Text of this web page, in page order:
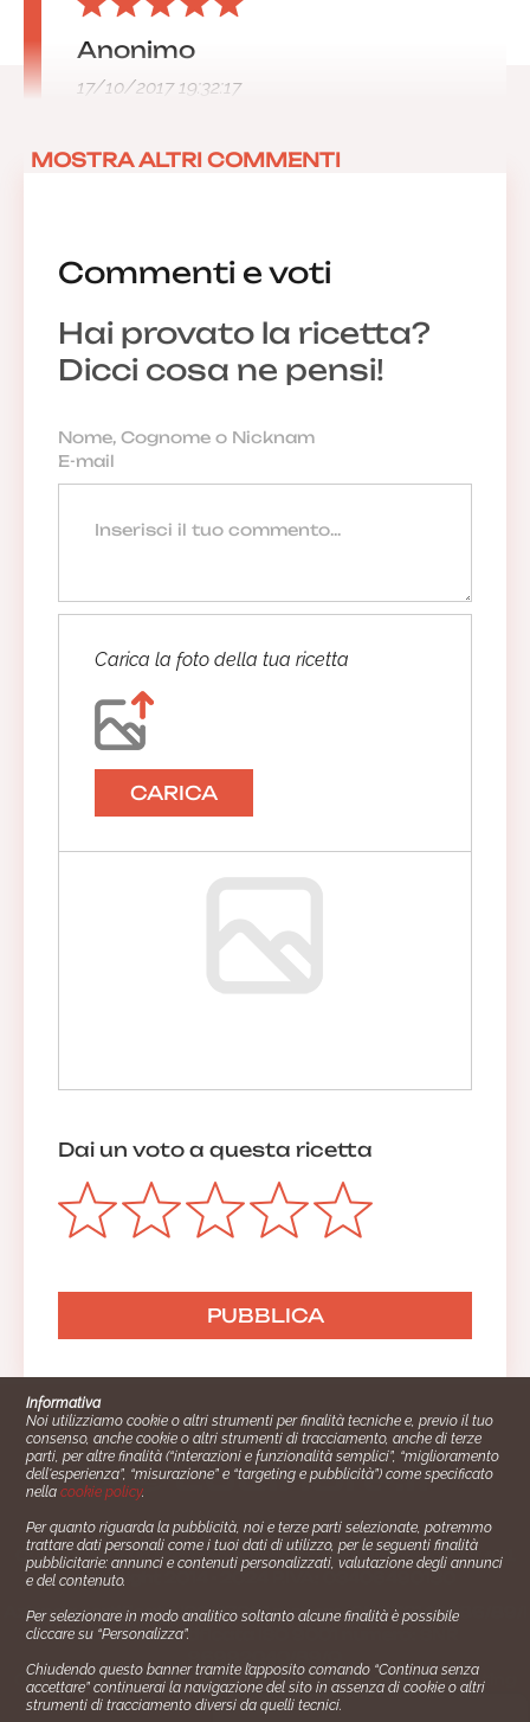
Commenti e voti
Hai provato la ricetta?
Dicci cosa ne pensi!
Carica la foto della tua ricetta
CARICA
Dai un voto a questa ricetta
Anonimo
17/10/2017 19:32:17
MOSTRA ALTRI COMMENTI
Cucinare.it è un marchio commerciale di Impiego24.it s.r.l.
copyright 2014 - 2024 P.IVA: 03406490130
Azienda certiﬁcata ISO 27001 numero: SNR 73140386/89/I
- Azienda certiﬁcata ISO 9001 numero: SNR
Gestione consensi e categorie merceologiche marketing
Informativa
Noi utilizziamo cookie o altri strumenti per finalità tecniche e, previo il tuo
consenso, anche cookie o altri strumenti di tracciamento, anche di terze
parti, per altre finalità (“interazioni e funzionalità semplici”, “miglioramento
dell'esperienza”, “misurazione” e “targeting e pubblicità”) come specificato
nellacookie policy.
Per quanto riguarda la pubblicità, noi e terze parti selezionate, potremmo
trattare dati personali come i tuoi dati di utilizzo, per le seguenti finalità
pubblicitarie: annunci e contenuti personalizzati, valutazione degli annunci
e del contenuto.
Per selezionare in modo analitico soltanto alcune finalità è possibile
cliccare su “Personalizza”.
Chiudendo questo banner tramite l’apposito comando “Continua senza
accettare” continuerai la navigazione del sito in assenza di cookie o altri
strumenti di tracciamento diversi da quelli tecnici.